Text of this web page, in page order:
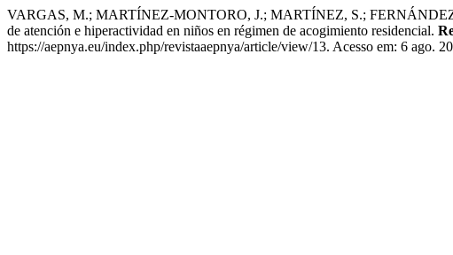
VARGAS, M.; MARTÍNEZ-MONTORO, J.; MARTÍNEZ, S.;
de atención e hiperactividad en niños en régimen de acogimiento residencial.
https://aepnya.eu/index.php/revistaaepnya/article/view/13. Acesso em: 6 ago.